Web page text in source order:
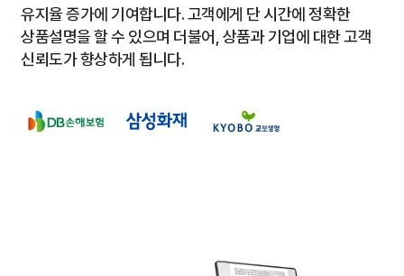
유지율 증가에 기여합니다. 고객에게 단 시간에 정확한
상품설명을 할 수 있으며 더불어, 상품과 기업에 대한 고객
신뢰도가 향상하게 됩니다.